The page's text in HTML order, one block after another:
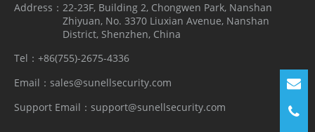
Address： 22-23F, Building 2, Chongwen Park, Nanshan
Zhiyuan, No. 3370 Liuxian Avenue, Nanshan
District, Shenzhen, China
Tel： +86(755)-2675-4336
Email： sales@sunellsecurity.com
Support Email： support@sunellsecurity.com